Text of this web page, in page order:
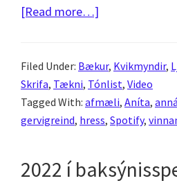
[Read more…]
Filed Under: Bækur, Kvikmyndir,
Skrifa, Tækni, Tónlist, Video
Tagged With: afmæli, Aníta,
gervigreind, hress, Spotify,
2022 í